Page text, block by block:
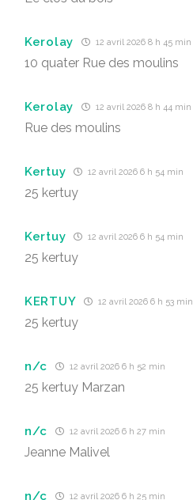
Kerolay 12 avril 2026 8 h 45 min
10 quater Rue des moulins
Kerolay 12 avril 2026 8 h 44 min
Rue des moulins
Kertuy 12 avril 2026 6 h 54 min
25 kertuy
Kertuy 12 avril 2026 6 h 54 min
25 kertuy
KERTUY 12 avril 2026 6 h 53 min
25 kertuy
n/c 12 avril 2026 6 h 52 min
25 kertuy Marzan
n/c 12 avril 2026 6 h 27 min
Jeanne Malivel
n/c 12 avril 2026 6 h 25 min